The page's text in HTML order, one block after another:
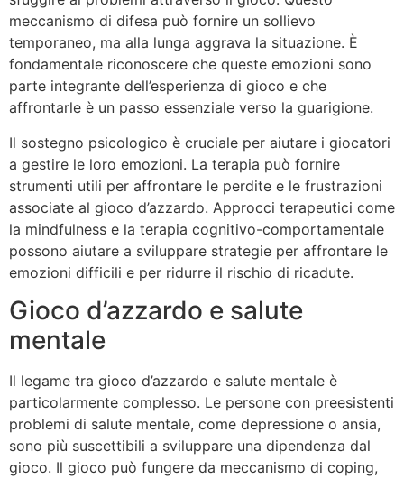
meccanismo di difesa può fornire un sollievo
temporaneo, ma alla lunga aggrava la situazione. È
fondamentale riconoscere che queste emozioni sono
parte integrante dell’esperienza di gioco e che
affrontarle è un passo essenziale verso la guarigione.
Il sostegno psicologico è cruciale per aiutare i giocatori
a gestire le loro emozioni. La terapia può fornire
strumenti utili per affrontare le perdite e le frustrazioni
associate al gioco d’azzardo. Approcci terapeutici come
la mindfulness e la terapia cognitivo-comportamentale
possono aiutare a sviluppare strategie per affrontare le
emozioni difficili e per ridurre il rischio di ricadute.
Gioco d’azzardo e salute
mentale
Il legame tra gioco d’azzardo e salute mentale è
particolarmente complesso. Le persone con preesistenti
problemi di salute mentale, come depressione o ansia,
sono più suscettibili a sviluppare una dipendenza dal
gioco. Il gioco può fungere da meccanismo di coping,